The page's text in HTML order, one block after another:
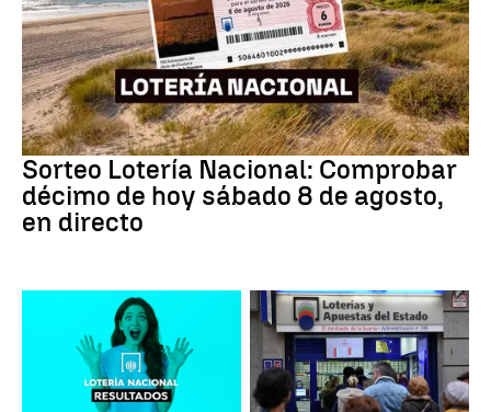
Lotería Nacional
Sorteo Lotería Nacional: Comprobar
décimo de hoy sábado 8 de agosto,
en directo
Lotería Nacional de España Loterías